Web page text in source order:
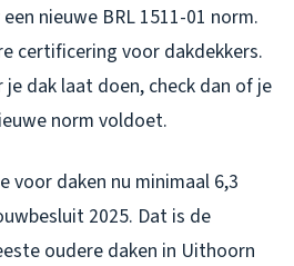
nieuwe BRL 1511-01 norm.
certificering voor dakdekkers.
je dak laat doen, check dan of je
norm voldoet.
voor daken nu minimaal 6,3
2025. Dat is de
oudere daken in Uithoorn